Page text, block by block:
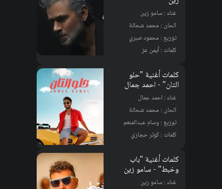
غناء : سامو زين
الحان : محمد شحاتة
توزيع : محمود صبري
كلمات : أيمن عز
كلمات أغنية "حلو
التان" - احمد جمال
غناء : احمد جمال
الحان : محمد شحاتة
توزيع : وسام عبدالمنعم
كلمات : كوثر حجازي
كلمات أغنية "باب
وخبط" - سامو زين
غناء : سامو زين